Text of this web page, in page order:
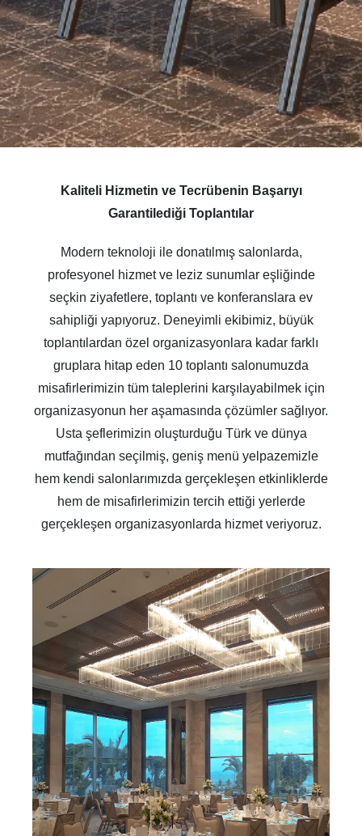
Kaliteli Hizmetin ve Tecrübenin Başarıyı
Garantilediği Toplantılar
Modern teknoloji ile donatılmış salonlarda,
profesyonel hizmet ve leziz sunumlar eşliğinde
seçkin ziyafetlere, toplantı ve konferanslara ev
sahipliği yapıyoruz. Deneyimli ekibimiz, büyük
toplantılardan özel organizasyonlara kadar farklı
gruplara hitap eden 10 toplantı salonumuzda
misafirlerimizin tüm taleplerini karşılayabilmek için
organizasyonun her aşamasında çözümler sağlıyor.
Usta şeflerimizin oluşturduğu Türk ve dünya
mutfağından seçilmiş, geniş menü yelpazemizle
hem kendi salonlarımızda gerçekleşen etkinliklerde
hem de misafirlerimizin tercih ettiği yerlerde
gerçekleşen organizasyonlarda hizmet veriyoruz.